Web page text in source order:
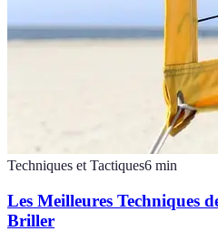
Techniques et Tactiques6 min
Les Meilleures Techniques
Briller